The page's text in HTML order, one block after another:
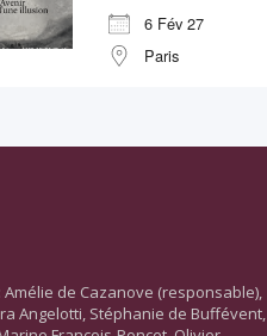
6 Fév 27
Paris
: Amélie de Cazanove (responsable),
Angelotti, Stéphanie de Buffévent,